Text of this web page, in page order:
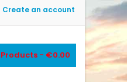
Create an account
Products - €0.00